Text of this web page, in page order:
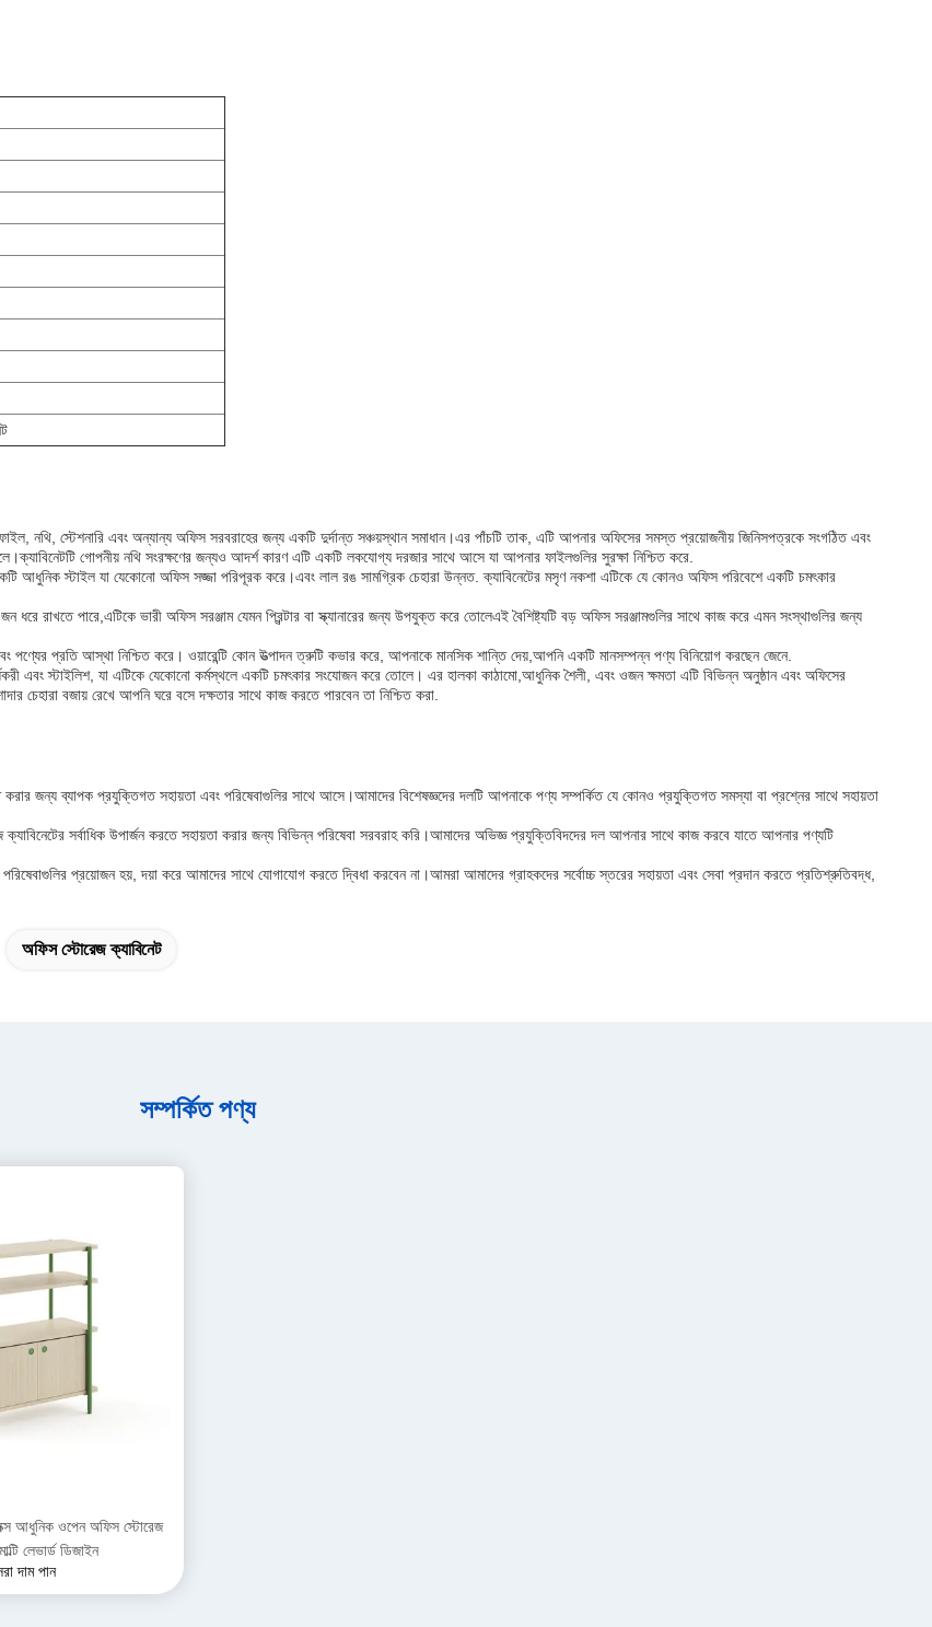
নথি, স্টেশনারি এবং অন্যান্য অফিস সরবরাহের জন্য একটি দুর্দান্ত সঞ্চয়স্থান সমাধান।এর পাঁচটি তাক, এটি আপনার অফিসের সমস্ত প্রয়োজনীয় জিনিসপত্রকে সংগঠিত এবং
গোপনীয় নথি সংরক্ষণের জন্যও আদর্শ কারণ এটি একটি লকযোগ্য দরজার সাথে আসে যা আপনার ফাইলগুলির সুরক্ষা নিশ্চিত করে.
আধুনিক স্টাইল যা যেকোনো অফিস সজ্জা পরিপূরক করে।এবং লাল রঙ সামগ্রিক চেহারা উন্নত. ক্যাবিনেটের মসৃণ নকশা এটিকে যে কোনও অফিস পরিবেশে একটি চমৎকার
রাখতে পারে,এটিকে ভারী অফিস সরঞ্জাম যেমন প্রিন্টার বা স্ক্যানারের জন্য উপযুক্ত করে তোলেএই বৈশিষ্ট্যটি বড় অফিস সরঞ্জামগুলির সাথে কাজ করে এমন সংস্থাগুলির জন্য
পণ্যের প্রতি আস্থা নিশ্চিত করে। ওয়ারেন্টি কোন উত্পাদন ত্রুটি কভার করে, আপনাকে মানসিক শান্তি দেয়,আপনি একটি মানসম্পন্ন পণ্য বিনিয়োগ করছেন জেনে.
এবং স্টাইলিশ, যা এটিকে যেকোনো কর্মস্থলে একটি চমৎকার সংযোজন করে তোলে। এর হালকা কাঠামো,আধুনিক শৈলী, এবং ওজন ক্ষমতা এটি বিভিন্ন অনুষ্ঠান এবং অফিসের
চেহারা বজায় রেখে আপনি ঘরে বসে দক্ষতার সাথে কাজ করতে পারবেন তা নিশ্চিত করা.
জন্য ব্যাপক প্রযুক্তিগত সহায়তা এবং পরিষেবাগুলির সাথে আসে।আমাদের বিশেষজ্ঞদের দলটি আপনাকে পণ্য সম্পর্কিত যে কোনও প্রযুক্তিগত সমস্যা বা প্রশ্নের সাথে সহায়তা
সর্বাধিক উপার্জন করতে সহায়তা করার জন্য বিভিন্ন পরিষেবা সরবরাহ করি।আমাদের অভিজ্ঞ প্রযুক্তিবিদদের দল আপনার সাথে কাজ করবে যাতে আপনার পণ্যটি
প্রয়োজন হয়, দয়া করে আমাদের সাথে যোগাযোগ করতে দ্বিধা করবেন না।আমরা আমাদের গ্রাহকদের সর্বোচ্চ স্তরের সহায়তা এবং সেবা প্রদান করতে প্রতিশ্রুতিবদ্ধ,
অফিস স্টোরেজ ক্যাবিনেট
সম্পর্কিত পণ্য
আধুনিক ওপেন অফিস স্টোরেজ
লেভার্ড ডিজাইন
দাম পান